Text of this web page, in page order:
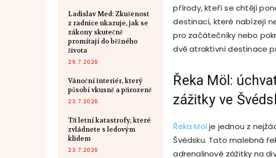
Ladislav Med: Zkušenost
z radnice ukazuje, jak se
zákony skutečně
promítají do běžného
života
29.7.2026
Vánoční interiér, který
působí vkusně a přirozeně
23.7.2026
Tři letní katastrofy, které
zvládnete s ledovým
klidem
23.7.2026
přírody, kteří se chtějí
destinací, které nabízejí
pro začátečníky nebo
dvě atraktivní destinace
Řeka Möl:
zážitky ve
Řeka Möl je jednou z
Švédsku. Tato malebná
adrenalinové zážitky na